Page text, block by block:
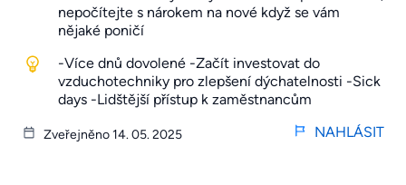
nepočítejte s nárokem na nové když se vám
nějaké poničí
-Více dnů dovolené -Začít investovat do
vzduchotechniky pro zlepšení dýchatelnosti -Sick
days -Lidštější přístup k zaměstnancům
Zveřejněno 14. 05. 2025 NAHLÁSIT